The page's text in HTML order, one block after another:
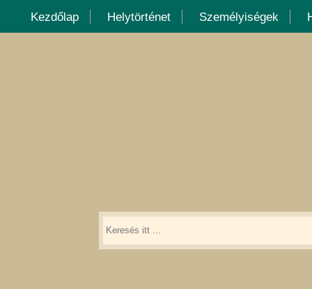
Kezdőlap Helytörténet Személyiségek